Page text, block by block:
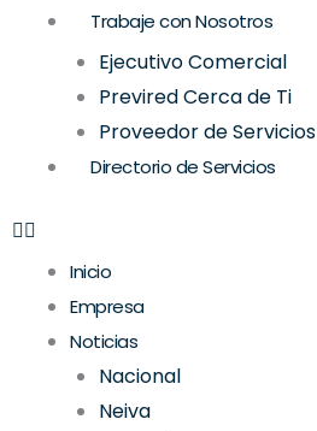
Trabaje con Nosotros
Ejecutivo Comercial
Previred Cerca de Ti
Proveedor de Servicios
Directorio de Servicios
Inicio
Empresa
Noticias
Nacional
Neiva